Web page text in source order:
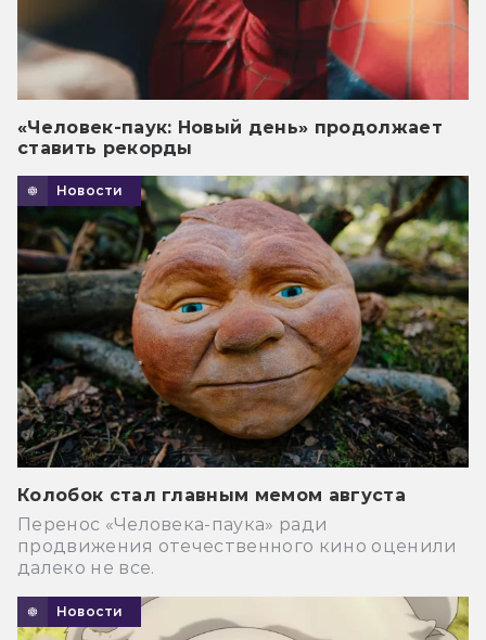
«Человек-паук: Новый день» продолжает
ставить рекорды
Новости
Колобок стал главным мемом августа
Перенос «Человека-паука» ради
продвижения отечественного кино оценили
далеко не все.
Новости